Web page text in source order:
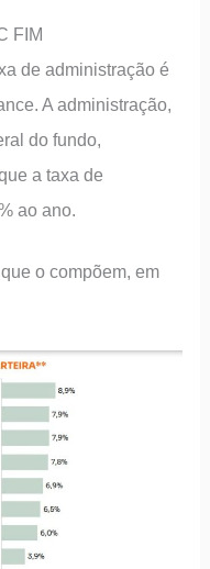
FIM
de administração é
A administração,
do fundo,
a taxa de
ao ano.
o compõem, em